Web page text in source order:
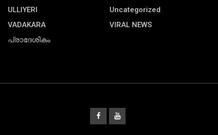
ULLIYERI
Uncategorized
VADAKARA
VIRAL NEWS
പ്രാദേശികം